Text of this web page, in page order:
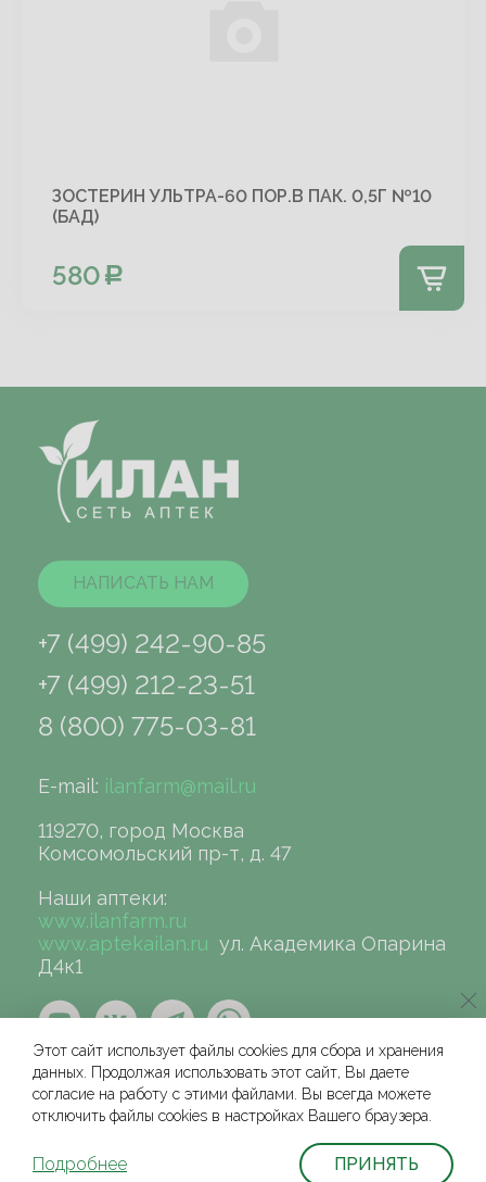
ЗОСТЕРИН УЛЬТРА-60 ПОР.В ПАК. 0,5Г №10
(БАД)
580
НАПИСАТЬ НАМ
+7 (499) 242-90-85
+7 (499) 212-23-51
8 (800) 775-03-81
E-mail: ilanfarm@mail.ru
119270, город Москва
Комсомольский пр-т, д. 47
Наши аптеки:
www.ilanfarm.ru
www.aptekailan.ru ул. Академика Опарина
Д4к1
©сеть аптек «ИЛАН», 2004-2026
Условия и соглашения для физических лиц
Этот сайт использует файлы cookies для сбора и хранения
данных. Продолжая использовать этот сайт, Вы даете
согласие на работу с этими файлами. Вы всегда можете
отключить файлы cookies в настройках Вашего браузера.
Подробнее ПРИНЯТЬ